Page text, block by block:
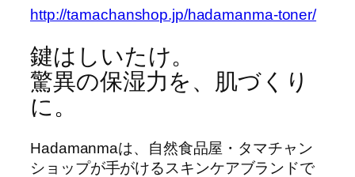
http://tamachanshop.jp/hadamanma-toner/
鍵はしいたけ。
驚異の保湿力を、肌づくり
に。
Hadamanmaは、自然食品屋・タマチャン
ショップが手がけるスキンケアブランドで